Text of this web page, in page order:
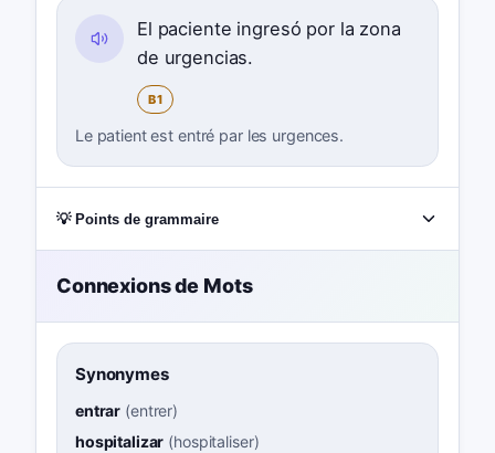
El paciente ingresó por la zona
de urgencias.
B1
Le patient est entré par les urgences.
💡 Points de grammaire
Connexions de Mots
Synonymes
entrar (entrer)
hospitalizar (hospitaliser)